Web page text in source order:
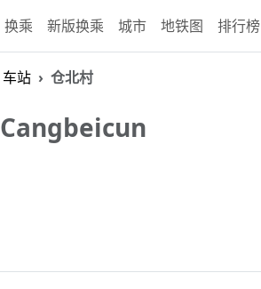
换乘 新版换乘 城市 地铁图 排行榜
车站 仓北村
Cangbeicun